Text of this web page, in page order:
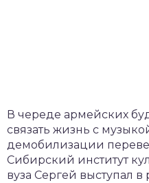
В череде армейских
связать жизнь с
демобилизации
Сибирский институт
вуза Сергей выступал в